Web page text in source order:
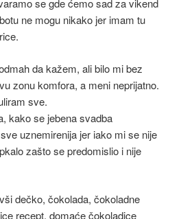
se gde ćemo sad za vikend
ne mogu nikako jer imam tu
da kažem, ali bilo mi bez
zonu komfora, a meni neprijatno.
sve.
kako se jebena svadba
uznemirenija jer iako mi se nije
zašto se predomislio i nije